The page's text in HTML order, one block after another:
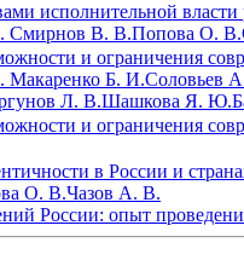
исполнительной
Смирнов В. В.Попова О. В.
и ограничения
Макаренко Б. И.Соловьев
Л. В.Шашкова Я. Ю.
и ограничения
в России и
О. В.Чазов А. В.
России: опыт